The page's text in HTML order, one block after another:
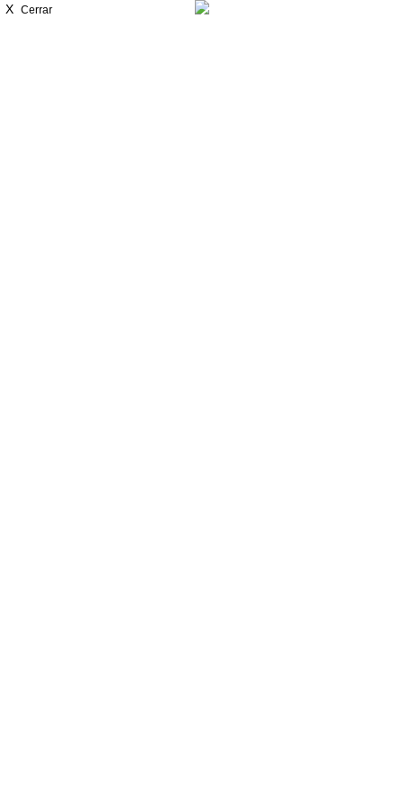
X Cerrar